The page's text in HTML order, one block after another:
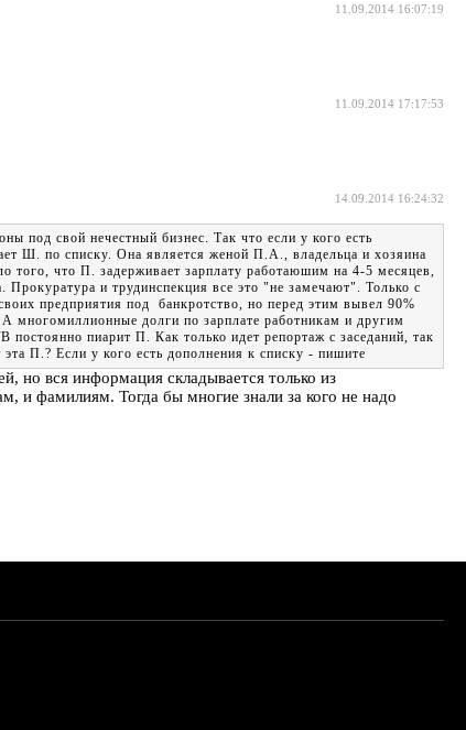
11.09.2014 16:07:19
11.09.2014 17:17:53
14.09.2014 16:24:32
под свой нечестный бизнес. Так что если у кого есть
Ш. по списку. Она является женой П.А., владельца и хозяина
того, что П. задерживает зарплату работаюшим на 4-5 месяцев,
и трудинспекция все это "не замечают". Только с
предприятия под банкротство, но перед этим вывел 90%
многомиллионные долги по зарплате работникам и другим
пиарит П. Как только идет репортаж с заседаний, так
П.? Если у кого есть дополнения к списку - пишите
но вся информация складывается только из
и фамилиям. Тогда бы многие знали за кого не надо